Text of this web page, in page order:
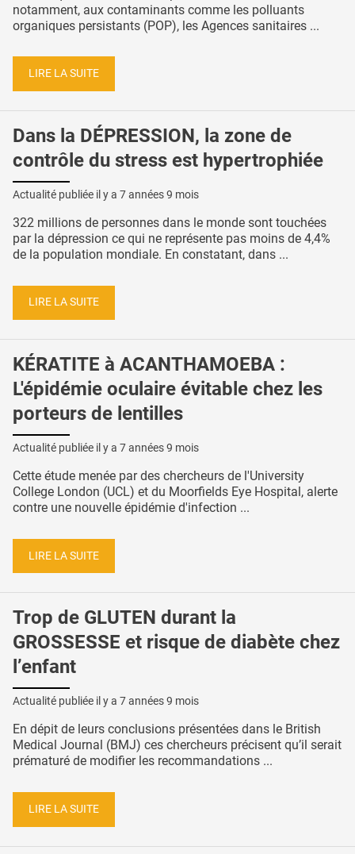
notamment, aux contaminants comme les polluants
organiques persistants (POP), les Agences sanitaires ...
LIRE LA SUITE
Dans la DÉPRESSION, la zone de
contrôle du stress est hypertrophiée
Actualité publiée il y a 7 années 9 mois
322 millions de personnes dans le monde sont touchées
par la dépression ce qui ne représente pas moins de 4,4%
de la population mondiale. En constatant, dans ...
LIRE LA SUITE
KÉRATITE à ACANTHAMOEBA :
L'épidémie oculaire évitable chez les
porteurs de lentilles
Actualité publiée il y a 7 années 9 mois
Cette étude menée par des chercheurs de l'University
College London (UCL) et du Moorfields Eye Hospital, alerte
contre une nouvelle épidémie d'infection ...
LIRE LA SUITE
Trop de GLUTEN durant la
GROSSESSE et risque de diabète chez
l’enfant
Actualité publiée il y a 7 années 9 mois
En dépit de leurs conclusions présentées dans le British
Medical Journal (BMJ) ces chercheurs précisent qu’il serait
prématuré de modifier les recommandations ...
LIRE LA SUITE